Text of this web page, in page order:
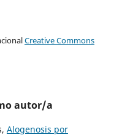
Creative Commons
autor/a
Alogenosis por